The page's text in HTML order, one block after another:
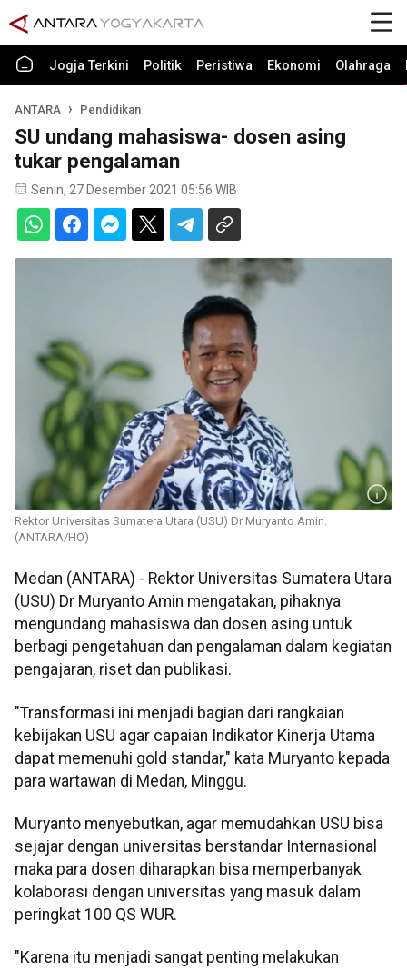
Jogja Terkini Politik Peristiwa Ekonomi Olahraga
ANTARA Pendidikan
SU undang mahasiswa- dosen asing
tukar pengalaman
Senin, 27 Desember 2021 05:56 WIB
Rektor Universitas Sumatera Utara (USU) Dr Muryanto Amin.
(ANTARA/HO)
Medan (ANTARA) - Rektor Universitas Sumatera Utara
(USU) Dr Muryanto Amin mengatakan, pihaknya
mengundang mahasiswa dan dosen asing untuk
berbagi pengetahuan dan pengalaman dalam kegiatan
pengajaran, riset dan publikasi.
"Transformasi ini menjadi bagian dari rangkaian
kebijakan USU agar capaian Indikator Kinerja Utama
dapat memenuhi gold standar," kata Muryanto kepada
para wartawan di Medan, Minggu.
Muryanto menyebutkan, agar memudahkan USU bisa
sejajar dengan universitas berstandar Internasional
maka para dosen diharapkan bisa memperbanyak
kolaborasi dengan universitas yang masuk dalam
peringkat 100 QS WUR.
"Karena itu menjadi sangat penting melakukan